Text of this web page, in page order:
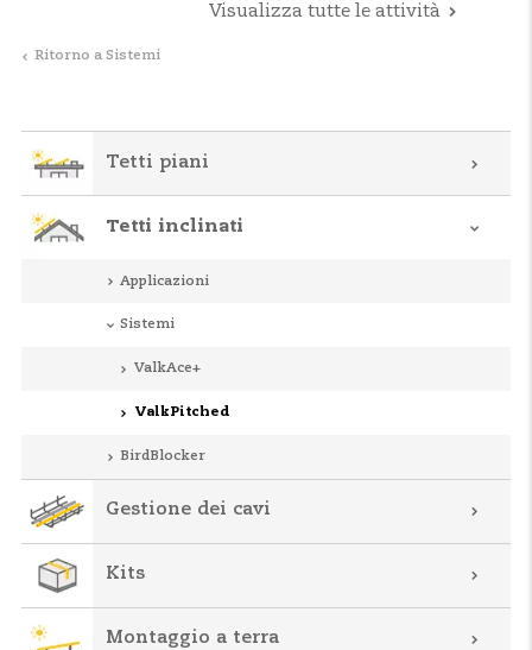
Visualizza tutte le attività
Ritorno a Sistemi
Tetti piani
Tetti inclinati
Applicazioni
Sistemi
ValkAce+
ValkPitched
BirdBlocker
Gestione dei cavi
Kits
Montaggio a terra